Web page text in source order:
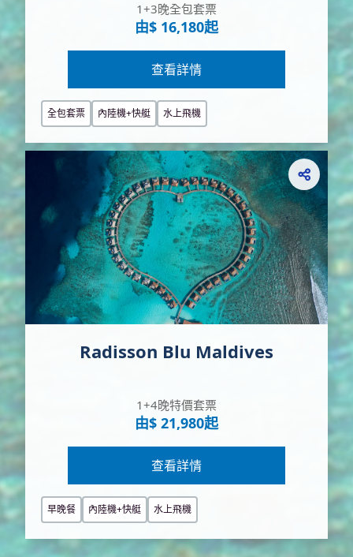
1+3晚全包套票
由$ 16,180起
查看詳情
全包套票 內陸機+快艇 水上飛機
Radisson Blu Maldives
1+4晚特價套票
由$ 21,980起
查看詳情
早晚餐 內陸機+快艇 水上飛機